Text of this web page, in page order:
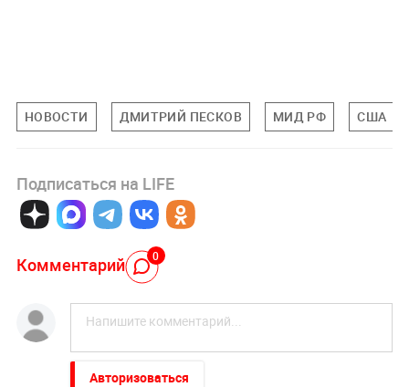
НОВОСТИ ДМИТРИЙ ПЕСКОВ МИД РФ США
Подписаться на LIFE
Комментарий 0
Авторизоваться